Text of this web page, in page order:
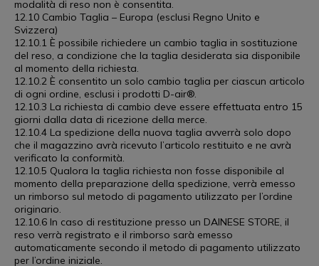
modalità di reso non è consentita.
12.10 Cambio Taglia – Europa (esclusi Regno Unito e
Svizzera)
12.10.1 È possibile richiedere un cambio taglia in sostituzione
del reso, a condizione che la taglia desiderata sia disponibile
al momento della richiesta.
12.10.2 È consentito un solo cambio taglia per ciascun articolo
di ogni ordine, esclusi i prodotti D-air®.
12.10.3 La richiesta di cambio deve essere effettuata entro 15
giorni dalla data di ricezione della merce.
12.10.4 La spedizione della nuova taglia avverrà solo dopo
che il magazzino avrà ricevuto l’articolo restituito e ne avrà
verificato la conformità.
12.10.5 Qualora la taglia richiesta non fosse disponibile al
momento della preparazione della spedizione, verrà emesso
un rimborso sul metodo di pagamento utilizzato per l’ordine
originario.
12.10.6 In caso di restituzione presso un DAINESE STORE, il
reso verrà registrato e il rimborso sarà emesso
automaticamente secondo il metodo di pagamento utilizzato
per l’ordine iniziale.